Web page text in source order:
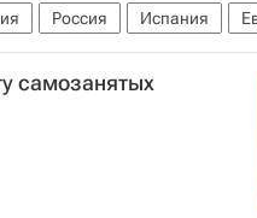
Россия Испания
самозанятых